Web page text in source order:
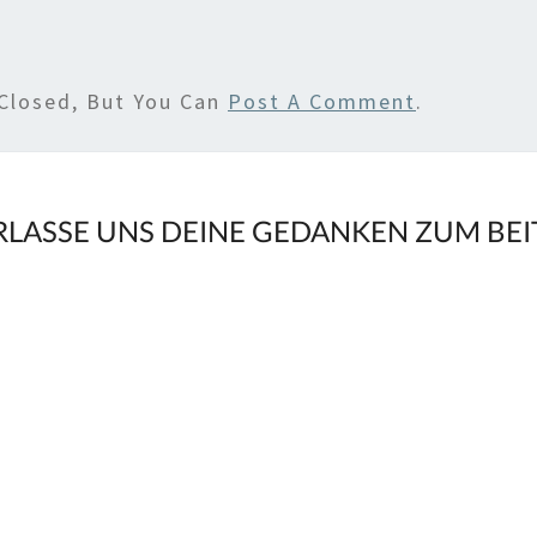
But You Can Post A Comment.
UNS DEINE GEDANKEN ZUM